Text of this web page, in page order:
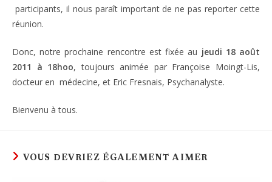
participants, il nous paraît important de ne pas reporter cette
réunion.
Donc, notre prochaine rencontre est fixée au jeudi 18 août
2011 à 18hoo, toujours animée par Françoise Moingt-Lis,
docteur en médecine, et Eric Fresnais, Psychanalyste.
Bienvenu à tous.
VOUS DEVRIEZ ÉGALEMENT AIMER